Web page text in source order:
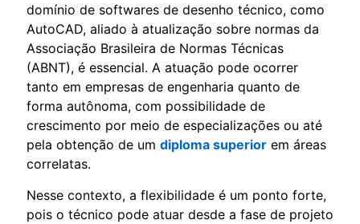
domínio de softwares de desenho técnico, como
AutoCAD, aliado à atualização sobre normas da
Associação Brasileira de Normas Técnicas
(ABNT), é essencial. A atuação pode ocorrer
tanto em empresas de engenharia quanto de
forma autônoma, com possibilidade de
crescimento por meio de especializações ou até
pela obtenção de um diploma superior em áreas
correlatas.
Nesse contexto, a flexibilidade é um ponto forte,
pois o técnico pode atuar desde a fase de projeto